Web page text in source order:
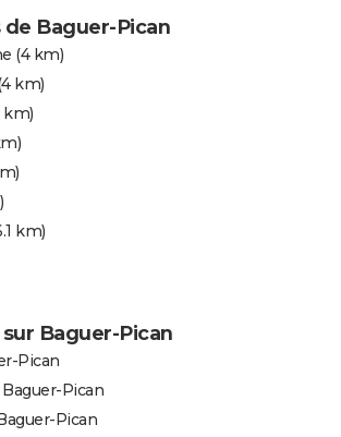
Baguer-Pican
(4 km)
km)
km)
km)
Baguer-Pican
Pican
Pican
Pican